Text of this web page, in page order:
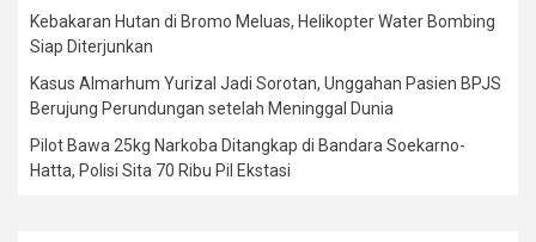
Kebakaran Hutan di Bromo Meluas, Helikopter Water Bombing
Siap Diterjunkan
Kasus Almarhum Yurizal Jadi Sorotan, Unggahan Pasien BPJS
Berujung Perundungan setelah Meninggal Dunia
Pilot Bawa 25kg Narkoba Ditangkap di Bandara Soekarno-
Hatta, Polisi Sita 70 Ribu Pil Ekstasi